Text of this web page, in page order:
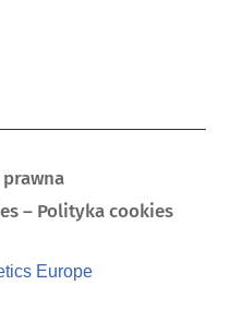
– Polityka cookies
Europe